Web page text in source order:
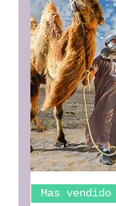
Mas vendido